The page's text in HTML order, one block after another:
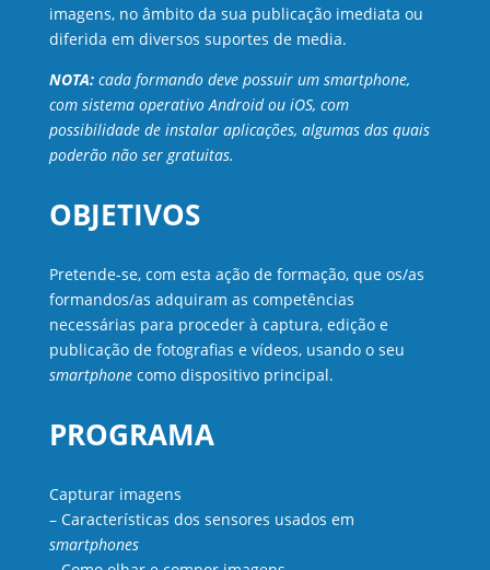
imagens, no âmbito da sua publicação imediata ou
diferida em diversos suportes de media.
NOTA:cada formando deve possuir um smartphone,
com sistema operativo Android ou iOS, com
possibilidade de instalar aplicações, algumas das quais
poderão não ser gratuitas.
OBJETIVOS
Pretende-se, com esta ação de formação, que os/as
formandos/as adquiram as competências
necessárias para proceder à captura, edição e
publicação de fotografias e vídeos, usando o seu
smartphonecomo dispositivo principal.
PROGRAMA
Capturar imagens
– Características dos sensores usados em
smartphones